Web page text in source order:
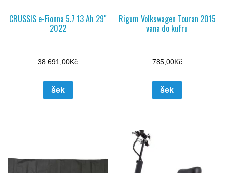
CRUSSIS e-Fionna 5.7 13 Ah 29″
2022
38 691,00Kč
šek
Rigum Volkswagen Touran 2015
vana do kufru
785,00Kč
šek